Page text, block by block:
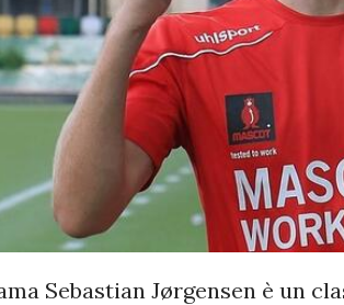
Sebastian Jørgensen è un